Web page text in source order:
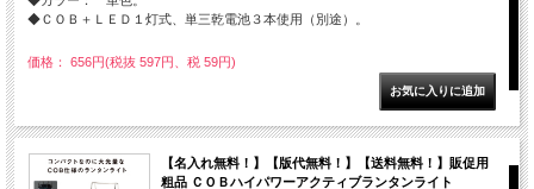
◆ＣＯＢ＋ＬＥＤ１灯式、単三乾電池３本使用（別途）。
価格： 656円(税抜 597円、税 59円)
【名入れ無料！】【版代無料！】【送料無料！】販促用
粗品 ＣＯＢハイパワーアクティブランタンライト